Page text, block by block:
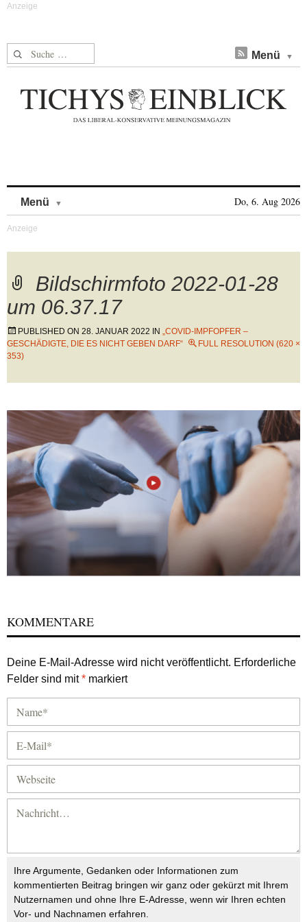
Suche nach: Menü
Menü Do, 6. Aug 2026
Bildschirmfoto 2022-01-28
um 06.37.17
PUBLISHED ON 28. JANUAR 2022 IN „COVID-IMPFOPFER –
GESCHÄDIGTE, DIE ES NICHT GEBEN DARF“
FULL RESOLUTION (620 ×
353)
KOMMENTARE
Deine E-Mail-Adresse wird nicht veröffentlicht. Erforderliche
Felder sind mit* markiert
Ihre Argumente, Gedanken oder Informationen zum
kommentierten Beitrag bringen wir ganz oder gekürzt mit Ihrem
Nutzernamen und ohne Ihre E-Adresse, wenn wir Ihren echten
Vor- und Nachnamen erfahren.